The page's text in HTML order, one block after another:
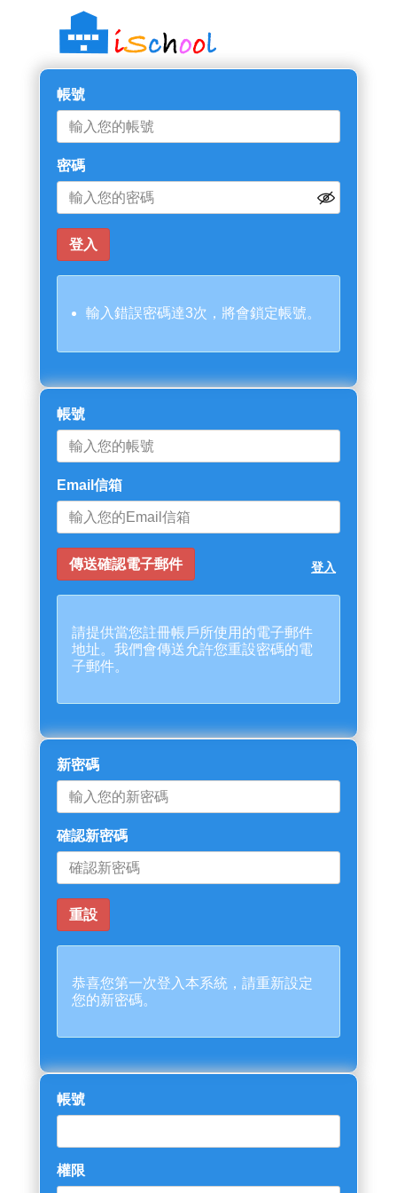
帳號
密碼
輸入錯誤密碼達3次，將會鎖定帳號。
帳號
Email信箱
登入
請提供當您註冊帳戶所使用的電子郵件
地址。我們會傳送允許您重設密碼的電
子郵件。
新密碼
確認新密碼
恭喜您第一次登入本系統，請重新設定
您的新密碼。
帳號
權限